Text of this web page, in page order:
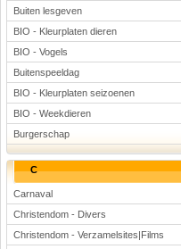
Buiten lesgeven
BIO - Kleurplaten dieren
BIO - Vogels
Buitenspeeldag
BIO - Kleurplaten seizoenen
BIO - Weekdieren
Burgerschap
C
Carnaval
Christendom - Divers
Christendom - Verzamelsites|Films